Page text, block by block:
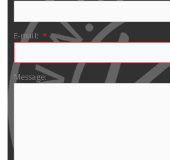
E-mail: *
Message: